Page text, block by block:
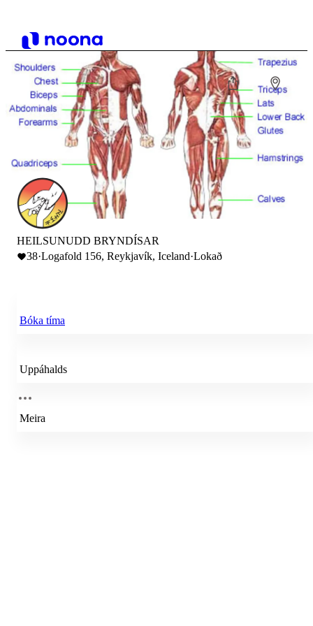
HEILSUNUDD BRYNDÍSAR
38·Logafold 156, Reykjavík, Iceland·Lokað
Bóka tíma
Uppáhalds
Meira